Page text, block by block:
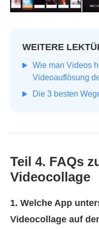
WEITERE
Wie man Videos
Videoauflösung
Die 3 besten
Teil 4. FAQs
Videocollage
1. Welche App
Videocollage auf